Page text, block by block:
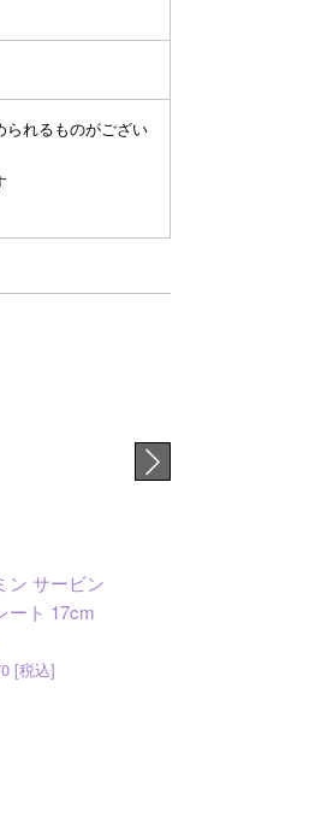
られるものがござい
ン サービン
ート 17cm
[税込]